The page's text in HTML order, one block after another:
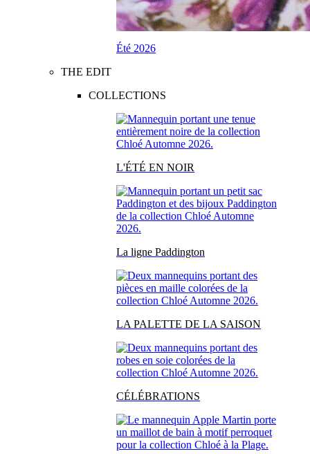
Été 2026
THE EDIT
COLLECTIONS
L'ÉTÉ EN NOIR
La ligne Paddington
LA PALETTE DE LA SAISON
CÉLÉBRATIONS